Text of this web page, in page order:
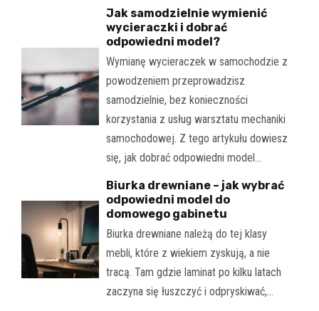
Jak samodzielnie wymienić
wycieraczki i dobrać
odpowiedni model?
Wymianę wycieraczek w samochodzie z
powodzeniem przeprowadzisz
samodzielnie, bez konieczności
korzystania z usług warsztatu mechaniki
samochodowej. Z tego artykułu dowiesz
się, jak dobrać odpowiedni model…
Biurka drewniane – jak wybrać
odpowiedni model do
domowego gabinetu
Biurka drewniane należą do tej klasy
mebli, które z wiekiem zyskują, a nie
tracą. Tam gdzie laminat po kilku latach
zaczyna się łuszczyć i odpryskiwać,…